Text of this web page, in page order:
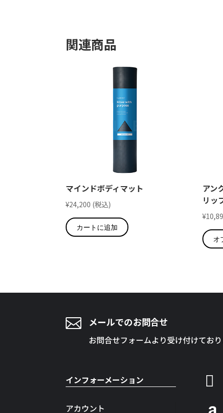
関連商品
マインドボディマット
¥24,200 (税込)
カートに追加
アン
リッ
¥
オ
 メールでのお問合せ
お問合せフォームより受け付けており
インフォーメーション
アカウント
